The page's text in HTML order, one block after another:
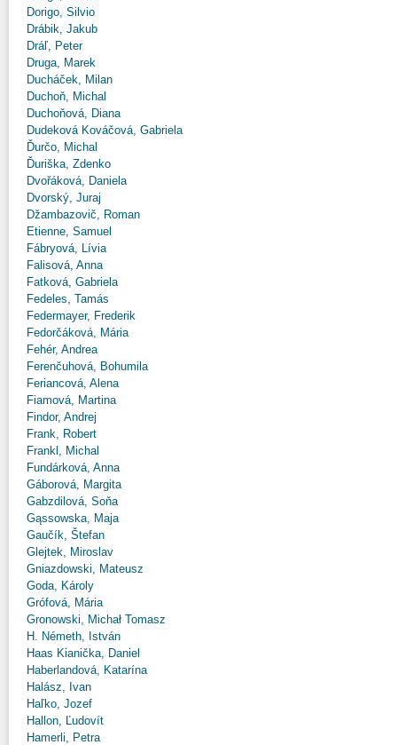
Dorigo, Silvio
Drábik, Jakub
Dráľ, Peter
Druga, Marek
Ducháček, Milan
Duchoň, Michal
Duchoňová, Diana
Dudeková Kováčová, Gabriela
Ďurčo, Michal
Ďuriška, Zdenko
Dvořáková, Daniela
Dvorský, Juraj
Džambazovič, Roman
Etienne, Samuel
Fábryová, Lívia
Falisová, Anna
Fatková, Gabriela
Fedeles, Tamás
Federmayer, Frederik
Fedorčáková, Mária
Fehér, Andrea
Ferenčuhová, Bohumila
Feriancová, Alena
Fiamová, Martina
Findor, Andrej
Frank, Robert
Frankl, Michal
Fundárková, Anna
Gáborová, Margita
Gabzdilová, Soňa
Gąssowska, Maja
Gaučík, Štefan
Glejtek, Miroslav
Gniazdowski, Mateusz
Goda, Károly
Grófová, Mária
Gronowski, Michał Tomasz
H. Németh, István
Haas Kianička, Daniel
Haberlandová, Katarína
Halász, Ivan
Haľko, Jozef
Hallon, Ľudovít
Hamerli, Petra